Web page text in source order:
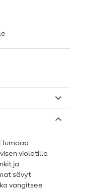
lumoaa
violetilla
ja
sävyt
vangitsee